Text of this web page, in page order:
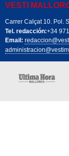
VESTI
Carrer Calçat 10. Pol.
Tel. redacción:+34
Email: